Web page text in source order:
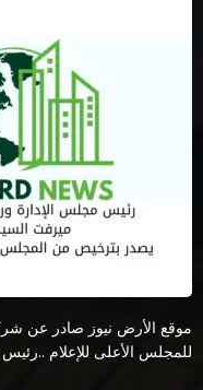
موقع الأرض نيوز صادر عن
للمجلس الأعلى للإعلام